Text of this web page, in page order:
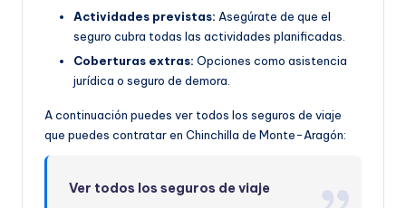
Actividades previstas: Asegúrate de que el
seguro cubra todas las actividades planificadas.
Coberturas extras: Opciones como asistencia
jurídica o seguro de demora.
A continuación puedes ver todos los seguros de viaje
que puedes contratar en Chinchilla de Monte-Aragón:
Ver todos los seguros de viaje